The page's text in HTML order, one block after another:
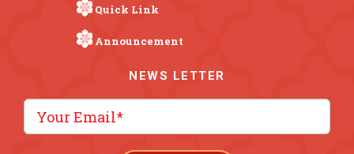
Quick Link
Announcement
NEWS LETTER